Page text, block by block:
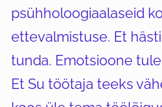
psühholoogiaalaseid
ettevalmistuse. Et
tunda. Emotsioone
Et Su töötaja teeks